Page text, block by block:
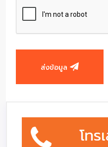
ส่งข้อมูล